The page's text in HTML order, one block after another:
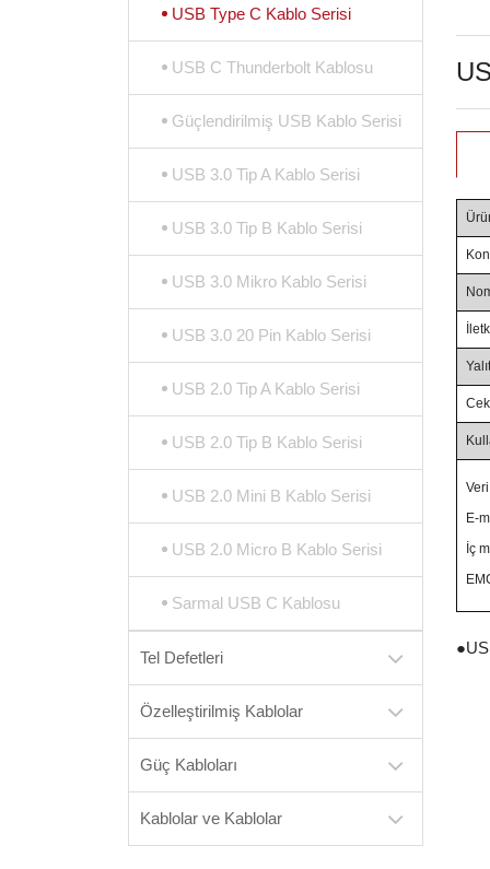
Veri
E-
İç
●
USB Type C Kablo Serisi
USB C Thunderbolt Kablosu
Güçlendirilmiş USB Kablo Serisi
USB 3.0 Tip A Kablo Serisi
USB 3.0 Tip B Kablo Serisi
USB 3.0 Mikro Kablo Serisi
USB 3.0 20 Pin Kablo Serisi
USB 2.0 Tip A Kablo Serisi
USB 2.0 Tip B Kablo Serisi
USB 2.0 Mini B Kablo Serisi
USB 2.0 Micro B Kablo Serisi
Sarmal USB C Kablosu
Tel Defetleri
Özelleştirilmiş Kablolar
Güç Kabloları
Kablolar ve Kablolar